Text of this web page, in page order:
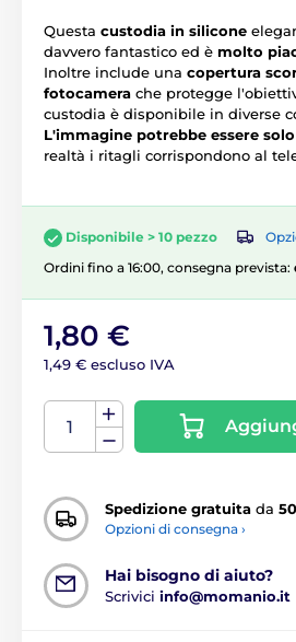
Questa custodia in silicone
davvero fantastico ed è molto
Inoltre include una copertura
fotocamera che protegge
custodia è disponibile in diverse
L'immagine potrebbe essere
realtà i ritagli corrispondono al
Disponibile > 10 pezzo
Ordini fino a 16:00, consegna prevista:
1,80 €
1,49 € escluso IVA
Spedizione gratuita da
Opzioni di consegna ›
Hai bisogno di aiuto?
Scrivici info@momanio.it